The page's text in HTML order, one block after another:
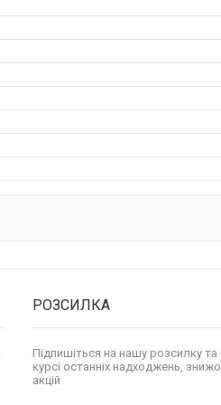
РОЗСИЛКА
Підпишіться на нашу розсилку та
курсі останніх надходжень,
акцій